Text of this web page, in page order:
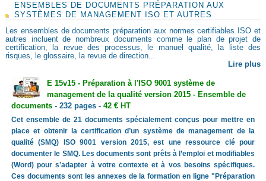
ENSEMBLES DE DOCUMENTS PRÉPARATION AUX
SYSTÈMES DE MANAGEMENT ISO ET AUTRES
Les ensembles de documents préparation aux normes certifiables ISO et
autres incluent de nombreux documents comme le plan de projet de
certification, la revue des processus, le manuel qualité, la liste des
risques, le glossaire, la revue de direction...
Lire plus
E 15v15 - Préparation à l'ISO 9001 système de
management de la qualité version 2015 - Ensemble de
documents- 232 pages - 42 € HT
Cet ensemble de 21 documents spécialement conçus pour mettre en
place et obtenir la certification d’un système de management de la
qualité (SMQ) ISO 9001 version 2015, est une ressource clé pour
documenter le SMQ. Les documents sont prêts à l’emploi et modifiables
(Word) pour s’adapter à votre contexte et à vos besoins spécifiques.
Ces documents sont les annexes de la formation en ligne "Préparation